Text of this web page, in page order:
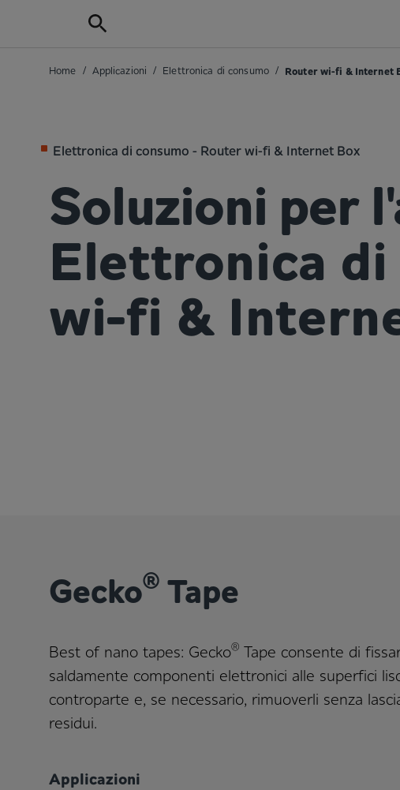
Home / Applicazioni / Elettronica di consumo / Router wi-fi & Internet
Elettronica di consumo - Router wi-fi & Internet Box
Soluzioni per
Elettronica
wi-fi &
Gecko® Tape
Best of nano tapes: Gecko® Tape consente di
saldamente componenti elettronici alle superfici
controparte e, se necessario, rimuoverli senza
residui.
Applicazioni